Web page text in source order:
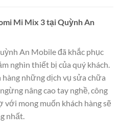
Mi Mix 3 tại Quỳnh An
An Mobile đã khắc phục
nghìn thiết bị của quý khách.
những dịch vụ sửa chữa
nâng cao tay nghề, công
mong muốn khách hàng sẽ
nhất.